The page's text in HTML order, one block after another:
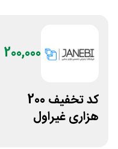
200,000
کد تخفیف 200
هزاری غیراول